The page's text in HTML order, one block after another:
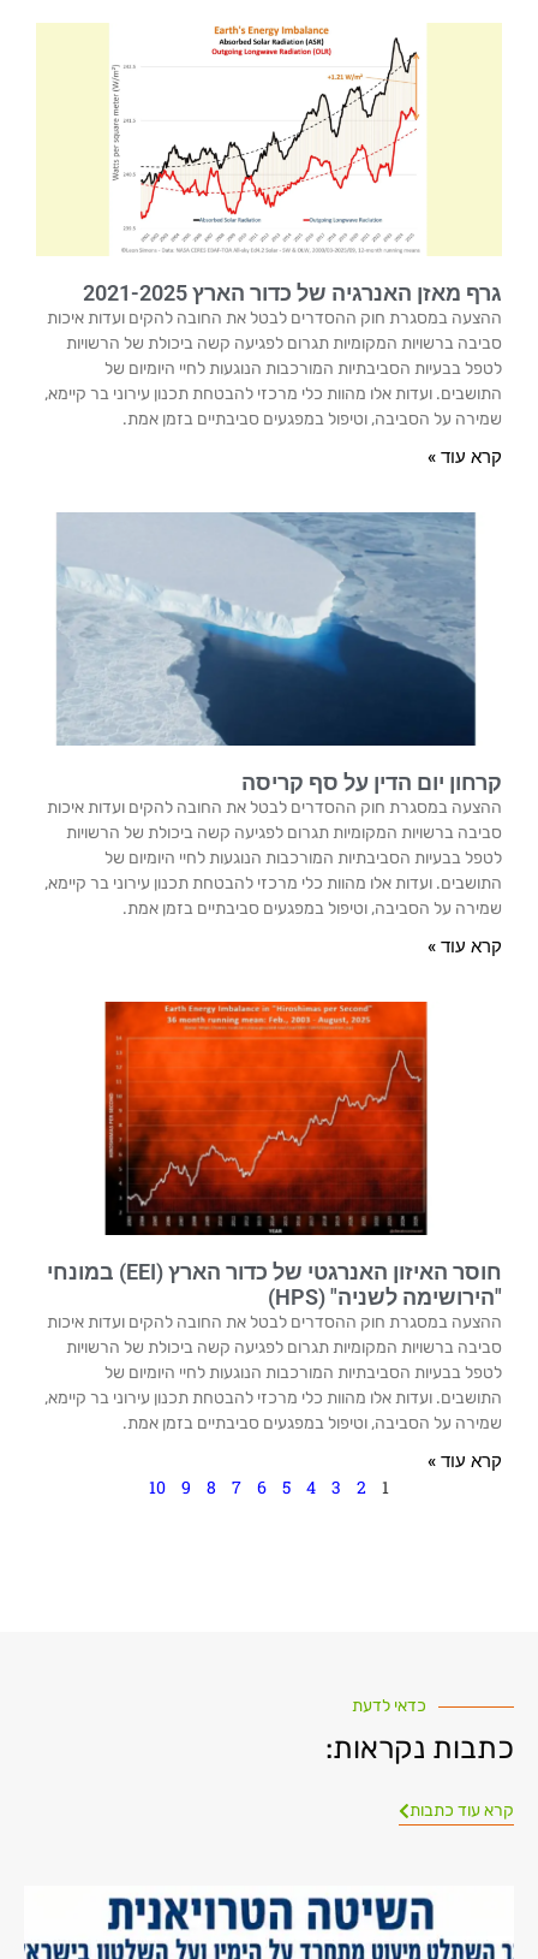
גרף מאזן האנרגיה של כדור הארץ 2021-2025
ההצעה במסגרת חוק ההסדרים לבטל את החובה להקים ועדות איכות
סביבה ברשויות המקומיות תגרום לפגיעה קשה ביכולת של הרשויות
לטפל בבעיות הסביבתיות המורכבות הנוגעות לחיי היומיום של
התושבים. ועדות אלו מהוות כלי מרכזי להבטחת תכנון עירוני בר קיימא,
שמירה על הסביבה, וטיפול במפגעים סביבתיים בזמן אמת.
קרא עוד »
קרחון יום הדין על סף קריסה
ההצעה במסגרת חוק ההסדרים לבטל את החובה להקים ועדות איכות
סביבה ברשויות המקומיות תגרום לפגיעה קשה ביכולת של הרשויות
לטפל בבעיות הסביבתיות המורכבות הנוגעות לחיי היומיום של
התושבים. ועדות אלו מהוות כלי מרכזי להבטחת תכנון עירוני בר קיימא,
שמירה על הסביבה, וטיפול במפגעים סביבתיים בזמן אמת.
קרא עוד »
חוסר האיזון האנרגטי של כדור הארץ (EEI) במונחי
"הירושימה לשניה" (HPS)
ההצעה במסגרת חוק ההסדרים לבטל את החובה להקים ועדות איכות
סביבה ברשויות המקומיות תגרום לפגיעה קשה ביכולת של הרשויות
לטפל בבעיות הסביבתיות המורכבות הנוגעות לחיי היומיום של
התושבים. ועדות אלו מהוות כלי מרכזי להבטחת תכנון עירוני בר קיימא,
שמירה על הסביבה, וטיפול במפגעים סביבתיים בזמן אמת.
קרא עוד »
1
2
3
4
5
6
7
8
9
10
כדאי לדעת
כתבות נקראות:
קרא עוד כתבות